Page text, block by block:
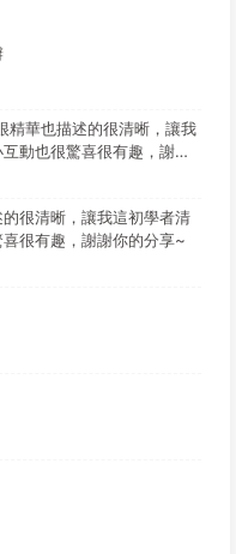
動也很驚喜很有趣，謝謝
很清晰，讓我這初學者清
很有趣，謝謝你的分享~